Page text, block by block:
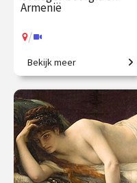
Armenië
/
Politieke en culturele
geschiedenis van een
fascinerende regio.
€ 195.00
vanaf 31
aug.
/ Op locatie of online
Bekijk meer